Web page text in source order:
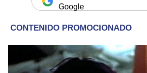
Google